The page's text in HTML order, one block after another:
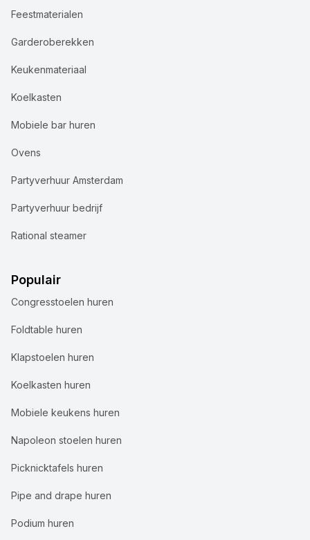
Feestmaterialen
Garderoberekken
Keukenmateriaal
Koelkasten
Mobiele bar huren
Ovens
Partyverhuur Amsterdam
Partyverhuur bedrijf
Rational steamer
Populair
Congresstoelen huren
Foldtable huren
Klapstoelen huren
Koelkasten huren
Mobiele keukens huren
Napoleon stoelen huren
Picknicktafels huren
Pipe and drape huren
Podium huren